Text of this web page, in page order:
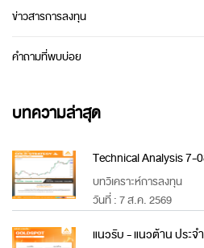
ข่าวสารการลงทุน
คำถามที่พบบ่อย
บทความล่าสุด
Technical Analysis 7-
บทวิเคราะห์การลงทุน
วันที่ : 7 ส.ค. 2569
แนวรับ - แนวต้าน ประ